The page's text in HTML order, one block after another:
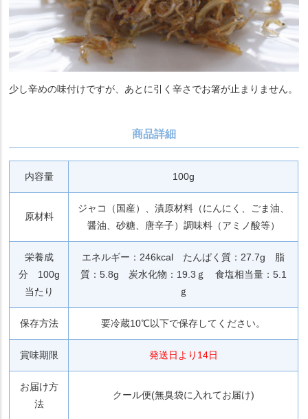
少し辛めの味付けですが、あとに引く辛さでお箸が止まりません。
商品詳細
内容量 100g
原材料
ジャコ（国産）、漬原材料（にんにく、ごま油、
醤油、砂糖、唐辛子）調味料（アミノ酸等）
栄養成
分 100g
当たり
エネルギー：246kcal たんぱく質：27.7g 脂
質：5.8g 炭水化物：19.3ｇ 食塩相当量：5.1
ｇ
保存方法 要冷蔵10℃以下で保存してください。
賞味期限 発送日より14日
お届け方
法
クール便(無臭袋に入れてお届け)